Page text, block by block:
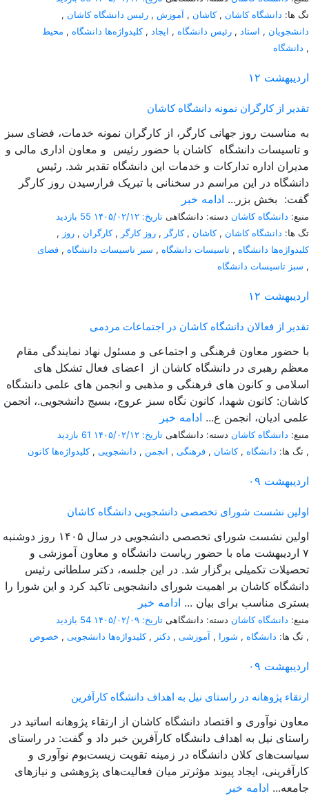
تگ ها: دانشگاه کاشان ,کاشان , آموزش , رئیس دانشگاه کاشان ,
دانشجویان , استاد , رئیس دانشگاه , ایجاد ,کلیدواژه‌ها دانشگاه , محیط
دانشگاه ,
۱۲ اردیبهشت
تقدیر از کارگران نمونه دانشگاه کاشان
به مناسبت روز جهانی کارگر، از کارگران نمونه خدمات، فضای سبز
و تاسیسات دانشگاه کاشان با حضور رئیس و معاون اداری مالی و
مدیران اداره تدارکات و خدمات این دانشگاه تقدیر شد. رئیس
دانشگاه در این مراسم در سخنانی با تبریک فرارسیدن روز کارگر
گفت: بخش بزر... ادامه خبر
منبع: دانشگاه کاشان دسته: دانشگاهی تاریخ: ۱۴۰۵/۰۲/۱۲
55 بازدید
تگ ها: دانشگاه کاشان ,کاشان ,کارگر , روز کارگر ,کارگران , روز ,
کلیدواژه‌ها دانشگاه , تاسیسات دانشگاه , سبز تاسیسات دانشگاه , فضای
سبز تاسیسات دانشگاه ,
۱۲ اردیبهشت
تقدیر از فعالان دانشگاه کاشان در اجتماعات مردمی
با حضور معاون فرهنگی و اجتماعی و مسئول نهاد نمایندگی مقام
معظم رهبری در دانشگاه کاشان از اعضای فعال تشکل های
اسلامی و کانون های فرهنگی و مذهبی و انجمن های علمی دانشگاه
کاشان: کانون شهدا، کانون نگاه سبز عروج، بسیج دانشجویی.، انجمن
علمی ادیان، انجمن ع... ادامه خبر
منبع: دانشگاه کاشان دسته: دانشگاهی تاریخ: ۱۴۰۵/۰۲/۱۲
61 بازدید
تگ ها: دانشگاه ,کاشان , فرهنگی , انجمن , دانشجویی ,کلیدواژه‌ها کانون ,
۰۹ اردیبهشت
اولین نشست شورای تخصصی دانشجویی دانشگاه کاشان
اولین نشست شورای تخصصی دانشجویی در سال ۱۴۰۵ روز دوشنبه
۷ اردیبهشت ماه با حضور ریاست دانشگاه و معاون آموزشی و
تحصیلات تکمیلی برگزار شد. در این جلسه، دکتر سلطانی رئیس
دانشگاه کاشان بر اهمیت شورای دانشجویی تاکید کرد و این شورا را
بستری مناسب برای بیان ... ادامه خبر
منبع: دانشگاه کاشان دسته: دانشگاهی تاریخ: ۱۴۰۵/۰۲/۰۹
54 بازدید
تگ ها: دانشگاه , شورا , آموزشی , دکتر ,کلیدواژه‌ها دانشجویی , خصوص ,
۰۹ اردیبهشت
ارتقاء پژوهانه در راستای نیل به اهداف دانشگاه کارآفرین
معاون نوآوری و اقتصاد دانشگاه کاشان از ارتقاء پژوهانه اساتید در
راستای نیل به اهداف دانشگاه کارآفرین خبر داد و گفت: در راستای
سیاست‌های کلان دانشگاه در زمینه تقویت زیست‌بوم نوآوری و
کارآفرینی، ایجاد پیوند مؤثرتر میان فعالیت‌های پژوهشی و نیازهای
جامعه... ادامه خبر